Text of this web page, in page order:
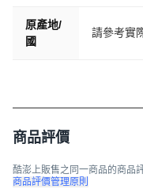
原產地/
國
請參考實
商品評價
酷澎上販售之同一商品的商品
商品評價管理原則